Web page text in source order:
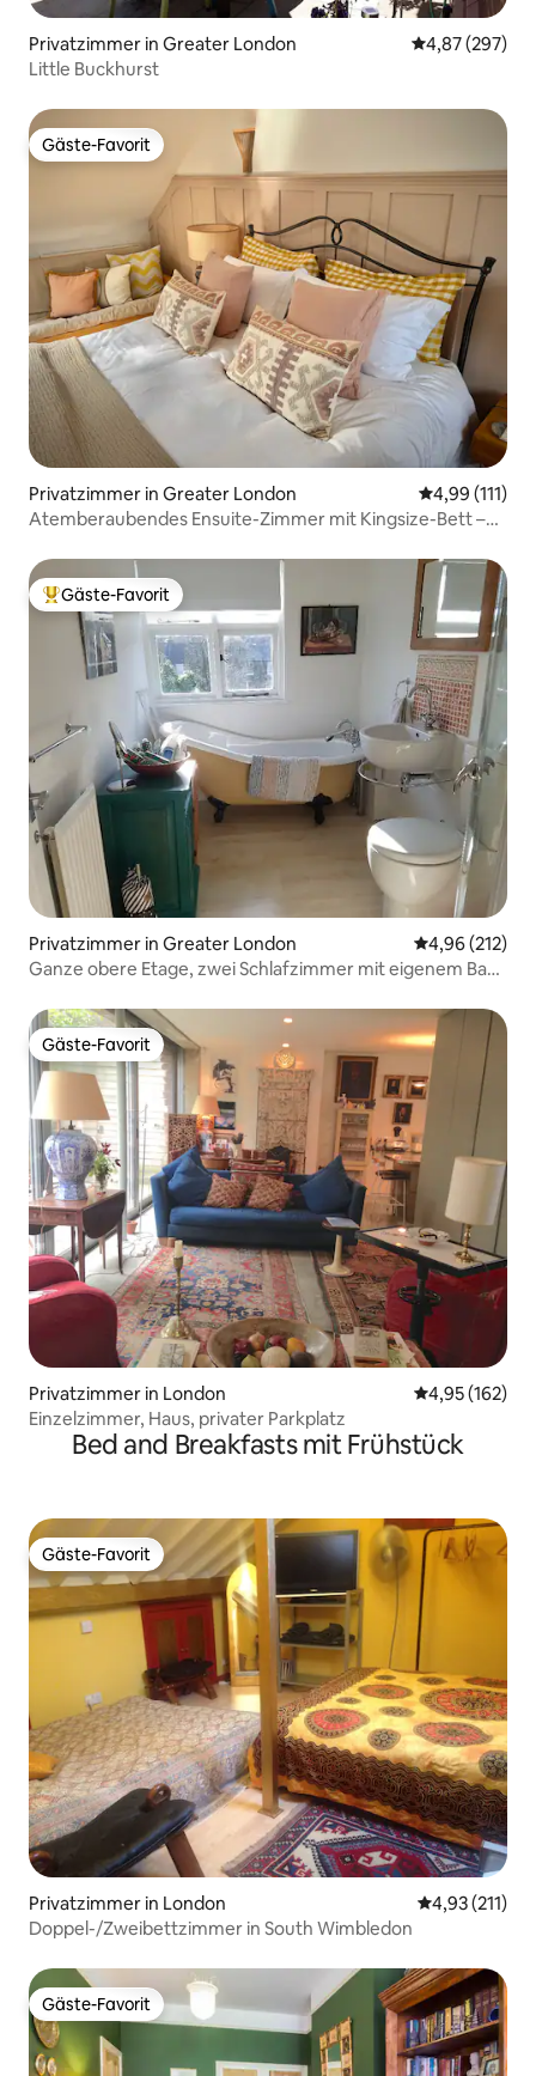
Privatzimmer in Greater London
4,87 (297)
Little Buckhurst
Gäste-Favorit
Gäste-Favorit
Privatzimmer in Greater London
4,99 (111)
Atemberaubendes Ensuite-Zimmer mit Kingsize-Bett –
Beliebter Gäste-Favorit.
Gäste-Favorit
Privatzimmer in Greater London
4,96 (212)
Ganze obere Etage, zwei Schlafzimmer mit eigenem Bad
Gäste-Favorit
Gäste-Favorit
Privatzimmer in London
4,95 (162)
Einzelzimmer, Haus, privater Parkplatz
Bed and Breakfasts mit Frühstück
Gäste-Favorit
Gäste-Favorit
Privatzimmer in London
4,93 (211)
Doppel-/Zweibettzimmer in South Wimbledon
Gäste-Favorit
Gäste-Favorit